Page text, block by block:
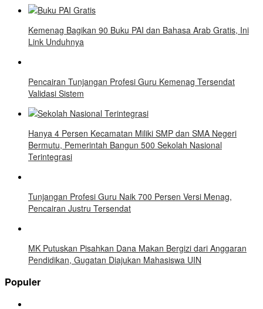
Kemenag Bagikan 90 Buku PAI dan Bahasa Arab Gratis, Ini
Link Unduhnya
Pencairan Tunjangan Profesi Guru Kemenag Tersendat
Validasi Sistem
Hanya 4 Persen Kecamatan Miliki SMP dan SMA Negeri
Bermutu, Pemerintah Bangun 500 Sekolah Nasional
Terintegrasi
Tunjangan Profesi Guru Naik 700 Persen Versi Menag,
Pencairan Justru Tersendat
MK Putuskan Pisahkan Dana Makan Bergizi dari Anggaran
Pendidikan, Gugatan Diajukan Mahasiswa UIN
Populer